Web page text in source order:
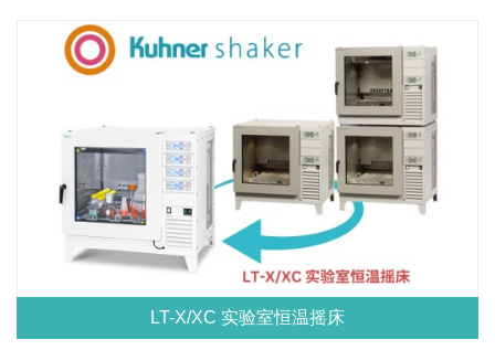
LT-X/XC 实验室恒温摇床